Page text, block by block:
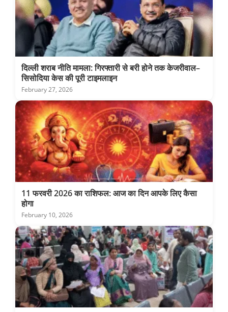
दिल्ली शराब नीति मामला: गिरफ्तारी से बरी होने तक केजरीवाल–
सिसोदिया केस की पूरी टाइमलाइन
February 27, 2026
11 फरवरी 2026 का राशिफल: आज का दिन आपके लिए कैसा
होगा
February 10, 2026